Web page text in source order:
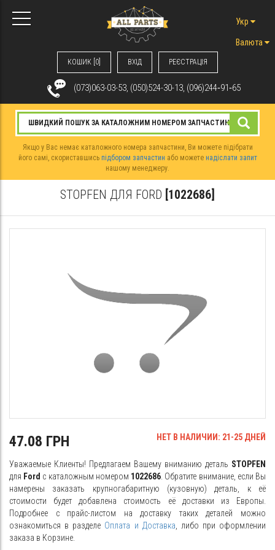
КОШИК [0] ВХIД РЕЄСТРАЦІЯ
Укр
Валюта
(073)063-03-53, (050)524-30-13, (096)244‑91‑65
Якщо у Вас немає каталожного номера запчастини, Ви можете підібрати
його самі, скориставшись підбором запчастин або можете надіслати запит
нашому менеджеру.
STOPFEN ДЛЯ FORD [1022686]
47.08 ГРН НЕТ В НАЛИЧИИ: 21-25 ДНЕЙ
Уважаемые Клиенты! Предлагаем Вашему вниманию деталь STOPFEN
для Ford с каталожным номером 1022686 . Обратите внимание, если Вы
намерены заказать крупногабаритную (кузовную) деталь, к её
стоимости будет добавлена стоимость её доставки из Европы.
Подробнее с прайс-листом на доставку таких деталей можно
ознакомиться в разделе Оплата и Доставка , либо при оформлении
заказа в Корзине.